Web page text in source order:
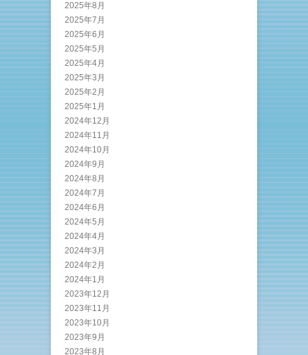
2025年8月
2025年7月
2025年6月
2025年5月
2025年4月
2025年3月
2025年2月
2025年1月
2024年12月
2024年11月
2024年10月
2024年9月
2024年8月
2024年7月
2024年6月
2024年5月
2024年4月
2024年3月
2024年2月
2024年1月
2023年12月
2023年11月
2023年10月
2023年9月
2023年8月